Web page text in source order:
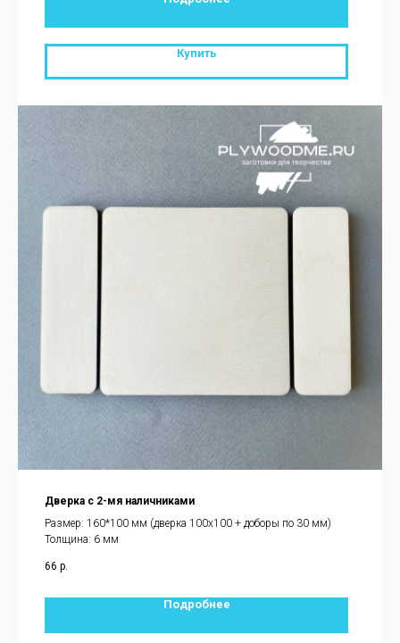
Купить
Дверка с 2-мя наличниками
Размер: 160*100 мм (дверка 100х100 + доборы по 30 мм)
Толщина: 6 мм
66 р.
Подробнее